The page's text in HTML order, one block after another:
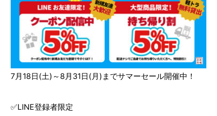
7月18日(土)～8月31日(月)までサマーセール開催中！
✅LINE登録者限定